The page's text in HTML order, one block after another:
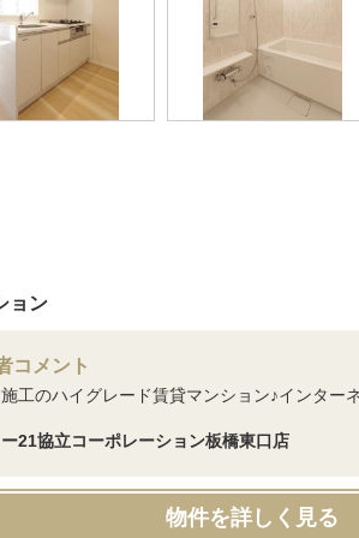
ョン
コメント
工のハイグレード賃貸マンション♪インター
21協立コーポレーション板橋東口店
物件を詳しく見る